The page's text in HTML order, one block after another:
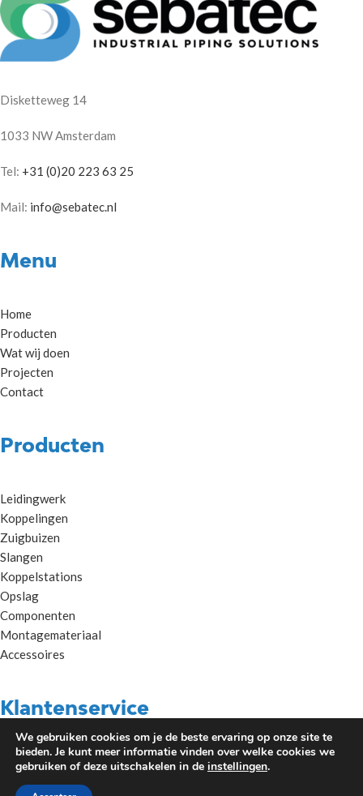
Disketteweg 14
1033 NW Amsterdam
Tel: +31 (0)20 223 63 25
Mail: info@sebatec.nl
Menu
Home
Producten
Wat wij doen
Projecten
Contact
Producten
Leidingwerk
Koppelingen
Zuigbuizen
Slangen
Koppelstations
Opslag
Componenten
Montagemateriaal
Accessoires
Klantenservice
Algemene voorwaarden Metaalunie
We gebruiken cookies om je de beste ervaring op onze site te
bieden. Je kunt meer informatie vinden over welke cookies we
gebruiken of deze uitschakelen in de instellingen.